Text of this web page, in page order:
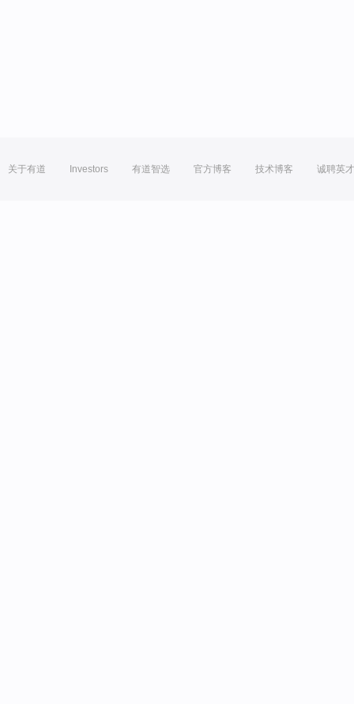
关于有道 Investors 有道智选 官方博客 技术博客 诚聘英才